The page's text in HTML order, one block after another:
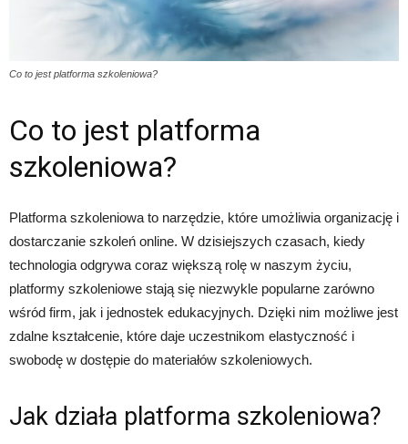
Co to jest platforma szkoleniowa?
Co to jest platforma
szkoleniowa?
Platforma szkoleniowa to narzędzie, które umożliwia organizację i
dostarczanie szkoleń online. W dzisiejszych czasach, kiedy
technologia odgrywa coraz większą rolę w naszym życiu,
platformy szkoleniowe stają się niezwykle popularne zarówno
wśród firm, jak i jednostek edukacyjnych. Dzięki nim możliwe jest
zdalne kształcenie, które daje uczestnikom elastyczność i
swobodę w dostępie do materiałów szkoleniowych.
Jak działa platforma szkoleniowa?